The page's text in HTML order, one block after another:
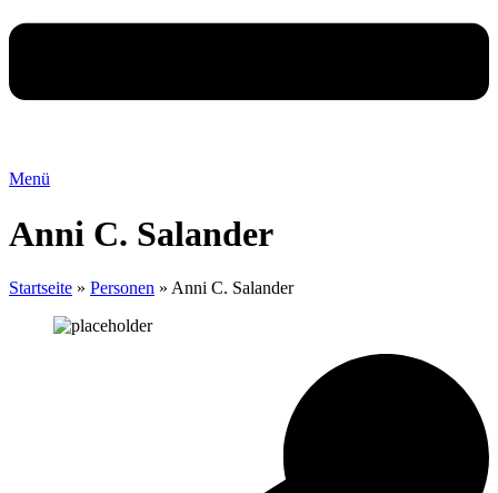
Menü
Anni C. Salander
Startseite » Personen » Anni C. Salander